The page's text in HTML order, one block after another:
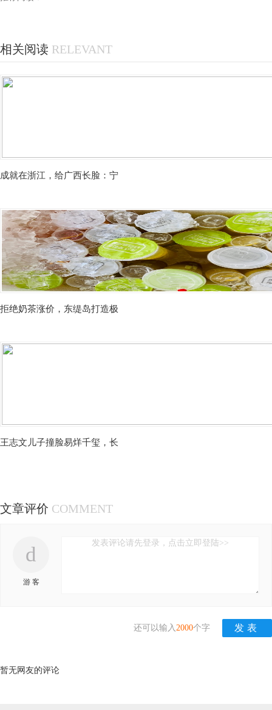
相关阅读 RELEVANT
成就在浙江，给广西长脸：宁
拒绝奶茶涨价，东缇岛打造极
王志文儿子撞脸易烊千玺，长
文章评价 COMMENT
d
游 客
发表评论请先登录，点击立即登陆>>
还可以输入 2000个字
暂无网友的评论